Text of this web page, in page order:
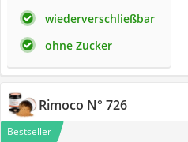
wiederverschließbar
ohne Zucker
Rimoco N° 726
Bestseller